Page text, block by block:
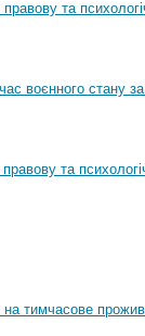
та
воєнного стану
та
на тимчасове